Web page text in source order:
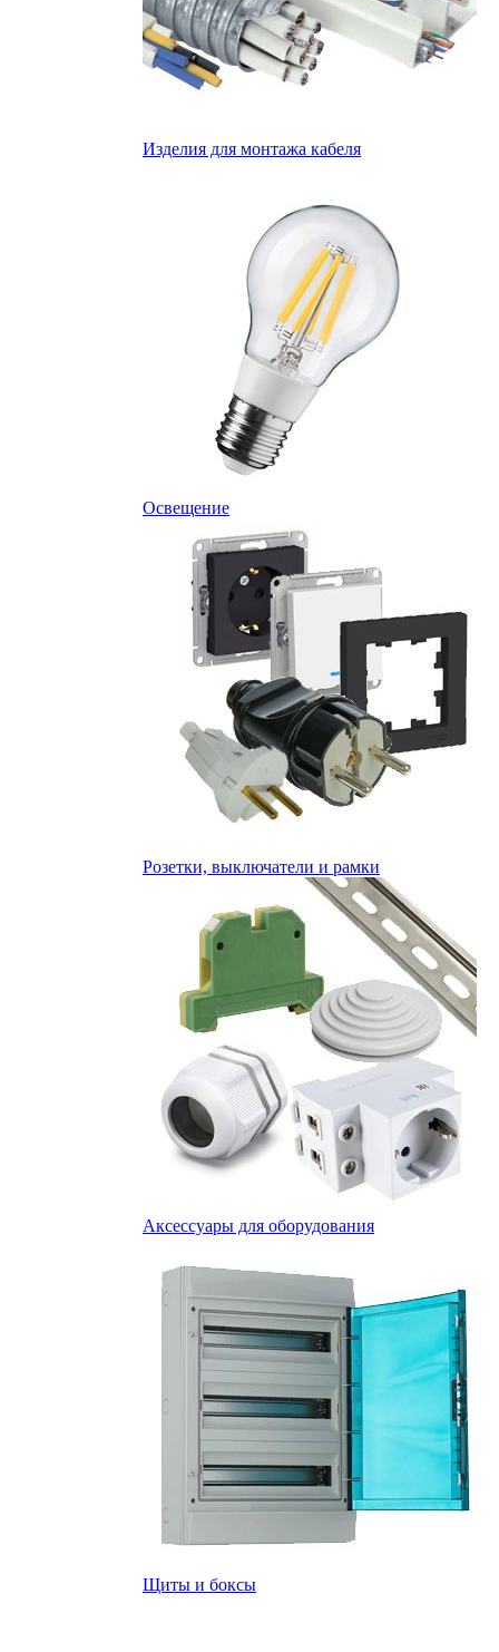
Изделия для монтажа кабеля
Освещение
Розетки, выключатели и рамки
Аксессуары для оборудования
Щиты и боксы